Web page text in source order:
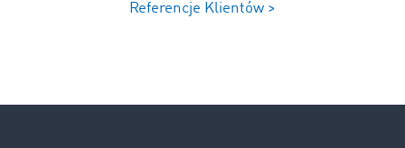
Referencje Klientów >